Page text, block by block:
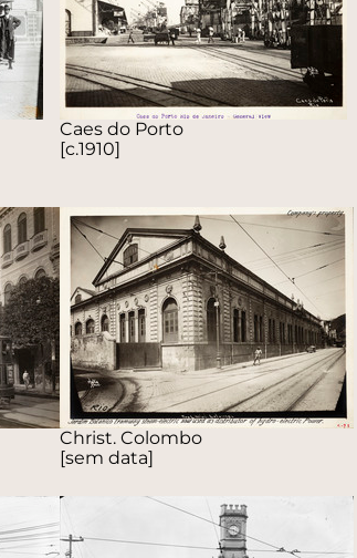
Caes do Porto
[c.1910]
Christ. Colombo
[sem data]